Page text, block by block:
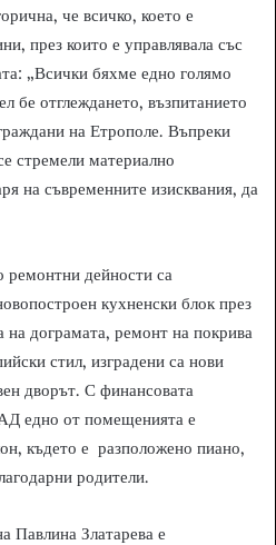
че всичко, което е
през които е управлявала със
„Всички бяхме едно голямо
бе отглеждането, възпитанието
на Етрополе. Въпреки
стремели материално
на съвременните изисквания, да
дейности са
кухненски блок през
дограмата, ремонт на покрива
стил, изградени са нови
дворът. С финансовата
едно от помещенията е
където е разположено пиано,
родители.
Павлина Златарева е